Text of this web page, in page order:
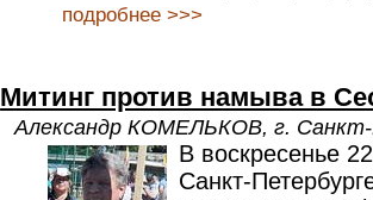
подробнее >>>
Митинг против намыва в
Александр КОМЕЛЬКОВ, г.
В воскресенье
Санкт-